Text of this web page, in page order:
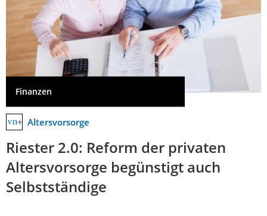
Finanzen
Altersvorsorge
Riester 2.0: Reform der privaten
Altersvorsorge begünstigt auch
Selbstständige